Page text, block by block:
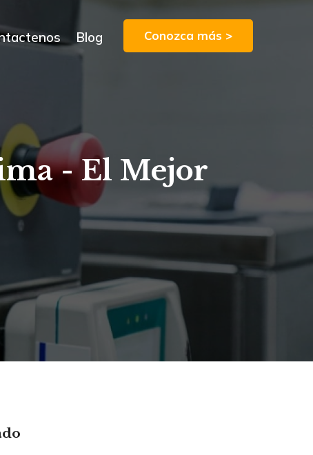
Blog Conozca más >
- El Mejor